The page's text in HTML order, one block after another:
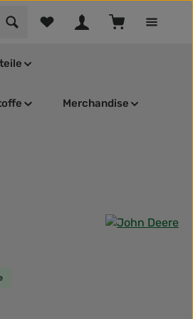
Du hast 0 Produkte auf dem
Merchandise